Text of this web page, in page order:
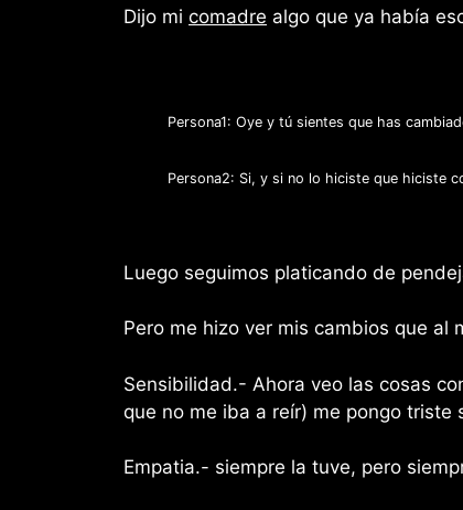
Dijo mi comadre algo que ya había
Persona1: Oye y tú sientes que has
Persona2: Si, y si no lo hiciste que hiciste
Luego seguimos platicando de
Pero me hizo ver mis cambios que al
Sensibilidad.- Ahora veo las cosas
que no me iba a reír) me pongo
Empatia.- siempre la tuve, pero